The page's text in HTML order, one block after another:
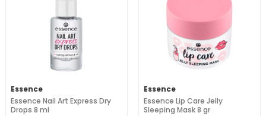
Essence
Essence Nail Art Express Dry
Drops 8 ml
Essence
Essence Lip Care Jelly
Sleeping Mask 8 gr